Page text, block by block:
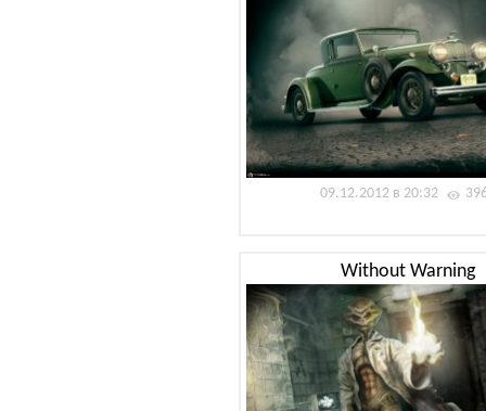
09.12.2012 в 20:32
Without Warning